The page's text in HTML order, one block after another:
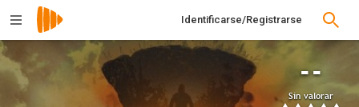
Identificarse/Registrarse
--
Sin valorar